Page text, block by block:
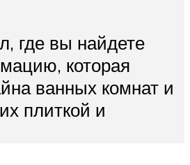
где вы найдете
которая
ванных комнат и
плиткой и